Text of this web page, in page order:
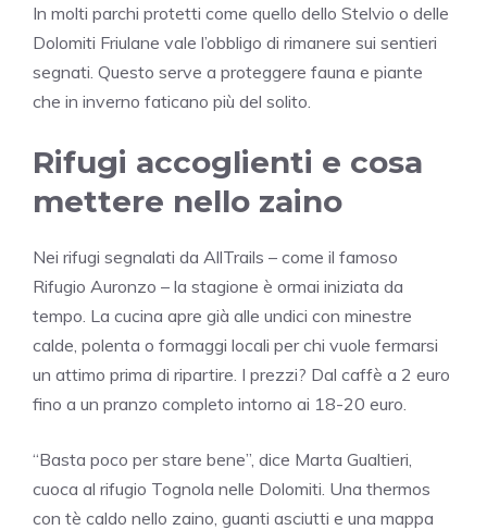
In molti parchi protetti come quello dello Stelvio o delle
Dolomiti Friulane vale l’obbligo di rimanere sui sentieri
segnati. Questo serve a proteggere fauna e piante
che in inverno faticano più del solito.
Rifugi accoglienti e cosa
mettere nello zaino
Nei rifugi segnalati da AllTrails – come il famoso
Rifugio Auronzo – la stagione è ormai iniziata da
tempo. La cucina apre già alle undici con minestre
calde, polenta o formaggi locali per chi vuole fermarsi
un attimo prima di ripartire. I prezzi? Dal caffè a 2 euro
fino a un pranzo completo intorno ai 18-20 euro.
“Basta poco per stare bene”, dice Marta Gualtieri,
cuoca al rifugio Tognola nelle Dolomiti. Una thermos
con tè caldo nello zaino, guanti asciutti e una mappa